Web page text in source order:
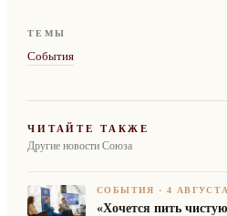
ТЕМЫ
События
ЧИТАЙТЕ ТАКЖЕ
Другие новости Союза
СОБЫТИЯ ·4 АВГУСТА
«Хочется пить